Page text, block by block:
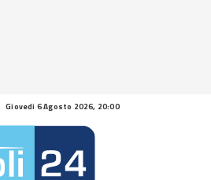
Giovedi 6 Agosto 2026, 20:00